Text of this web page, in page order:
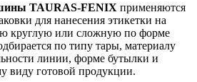
TAURAS-FENIX применяются
для нанесения этикетки на
круглую или сложную по форме
по типу тары, материалу
линии, форме бутылки и
виду готовой продукции.